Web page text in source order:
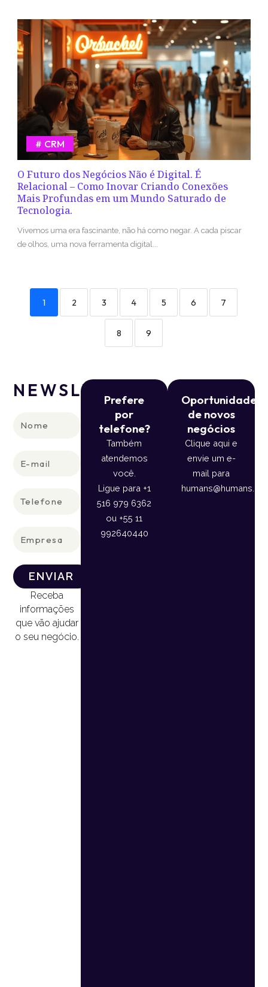
O Futuro dos Negócios Não é Digital. É
Relacional – Como Inovar Criando Conexões
Mais Profundas em um Mundo Saturado de
Tecnologia.
CRM
Vivemos uma era fascinante, não há como negar. A cada piscar
de olhos, uma nova ferramenta digital...
1 2 3 4 5 6 7
8 9
NEWSLETTER
ENVIAR
Receba
informações
que vão ajudar
o seu negócio.
Prefere
por
telefone?
Também
atendemos
você.
Ligue para +1
516 979 6362
ou +55 11
992640440
Oportunidade
de novos
negócios
Clique aqui e
envie um e-
mail para